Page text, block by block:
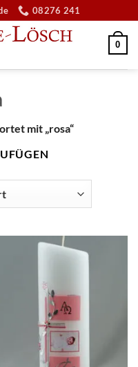
08276 241
0
mit „rosa“